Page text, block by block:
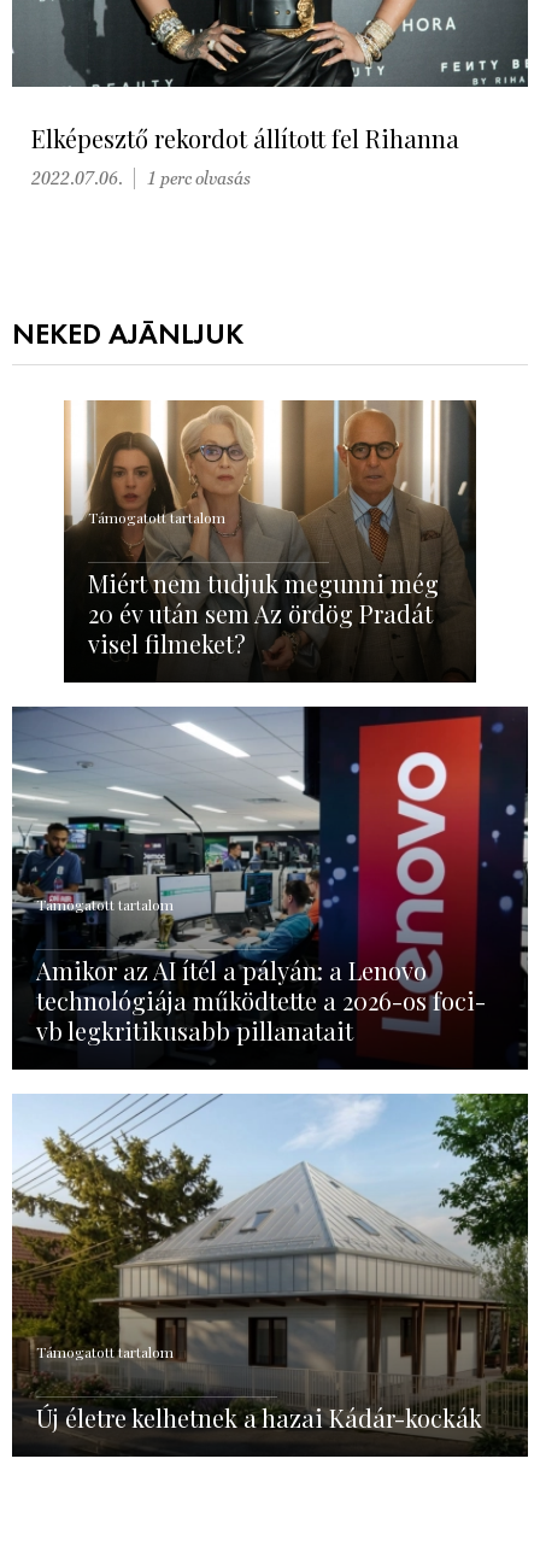
Elképesztő rekordot állított fel Rihanna
2022.07.06. 1 perc olvasás
NEKED AJÁNLJUK
Támogatott tartalom
Miért nem tudjuk megunni még
20 év után sem Az ördög Pradát
visel filmeket?
Támogatott tartalom
Amikor az AI ítél a pályán: a Lenovo
technológiája működtette a 2026-os foci-
vb legkritikusabb pillanatait
Támogatott tartalom
Új életre kelhetnek a hazai Kádár-kockák